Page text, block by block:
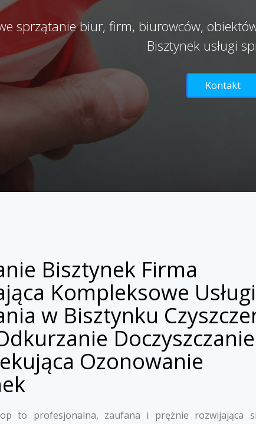
sprzątanie biur, firm, biurowców,
Bisztynek usługi
Kontakt
Bisztynek Firma
Kompleksowe Usługi
w Bisztynku
Doczyszczanie
Ozonowanie
to profesjonalna, zaufana i prężnie rozwijająca